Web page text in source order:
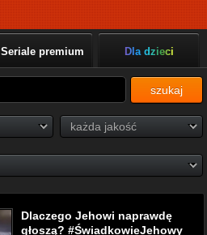
Seriale premium Dla dzieci
szukaj
Dlaczego Jehowi naprawdę
głoszą? #ŚwiadkowieJehowy